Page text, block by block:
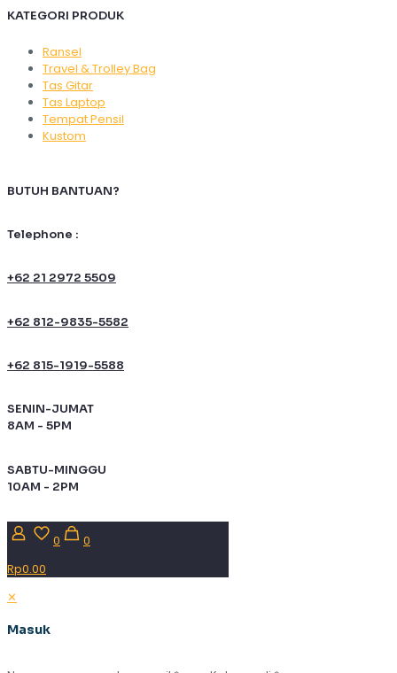
KATEGORI PRODUK
Ransel
Travel & Trolley Bag
Tas Gitar
Tas Laptop
Tempat Pensil
Kustom
BUTUH BANTUAN?
Telephone :
+62 21 2972 5509
+62 812-9835-5582
+62 815-1919-5588
SENIN-JUMAT
8AM - 5PM
SABTU-MINGGU
10AM - 2PM
0
0
Rp0.00
✕
Masuk